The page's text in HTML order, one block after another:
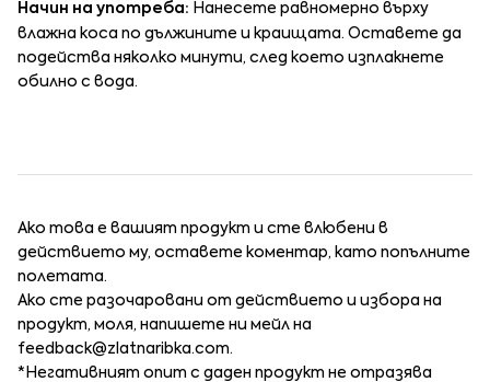
Начин на употреба: Нанесете равномерно върху
влажна коса по дължините и краищата. Оставете да
подейства няколко минути, след което изплакнете
обилно с вода.
Ако това е вашият продукт и сте влюбени в
действието му, оставете коментар, като попълните
полетата.
Ако сте разочаровани от действието и избора на
продукт, моля, напишете ни мейл на
feedback@zlatnaribka.com.
*Негативният опит с даден продукт не отразява